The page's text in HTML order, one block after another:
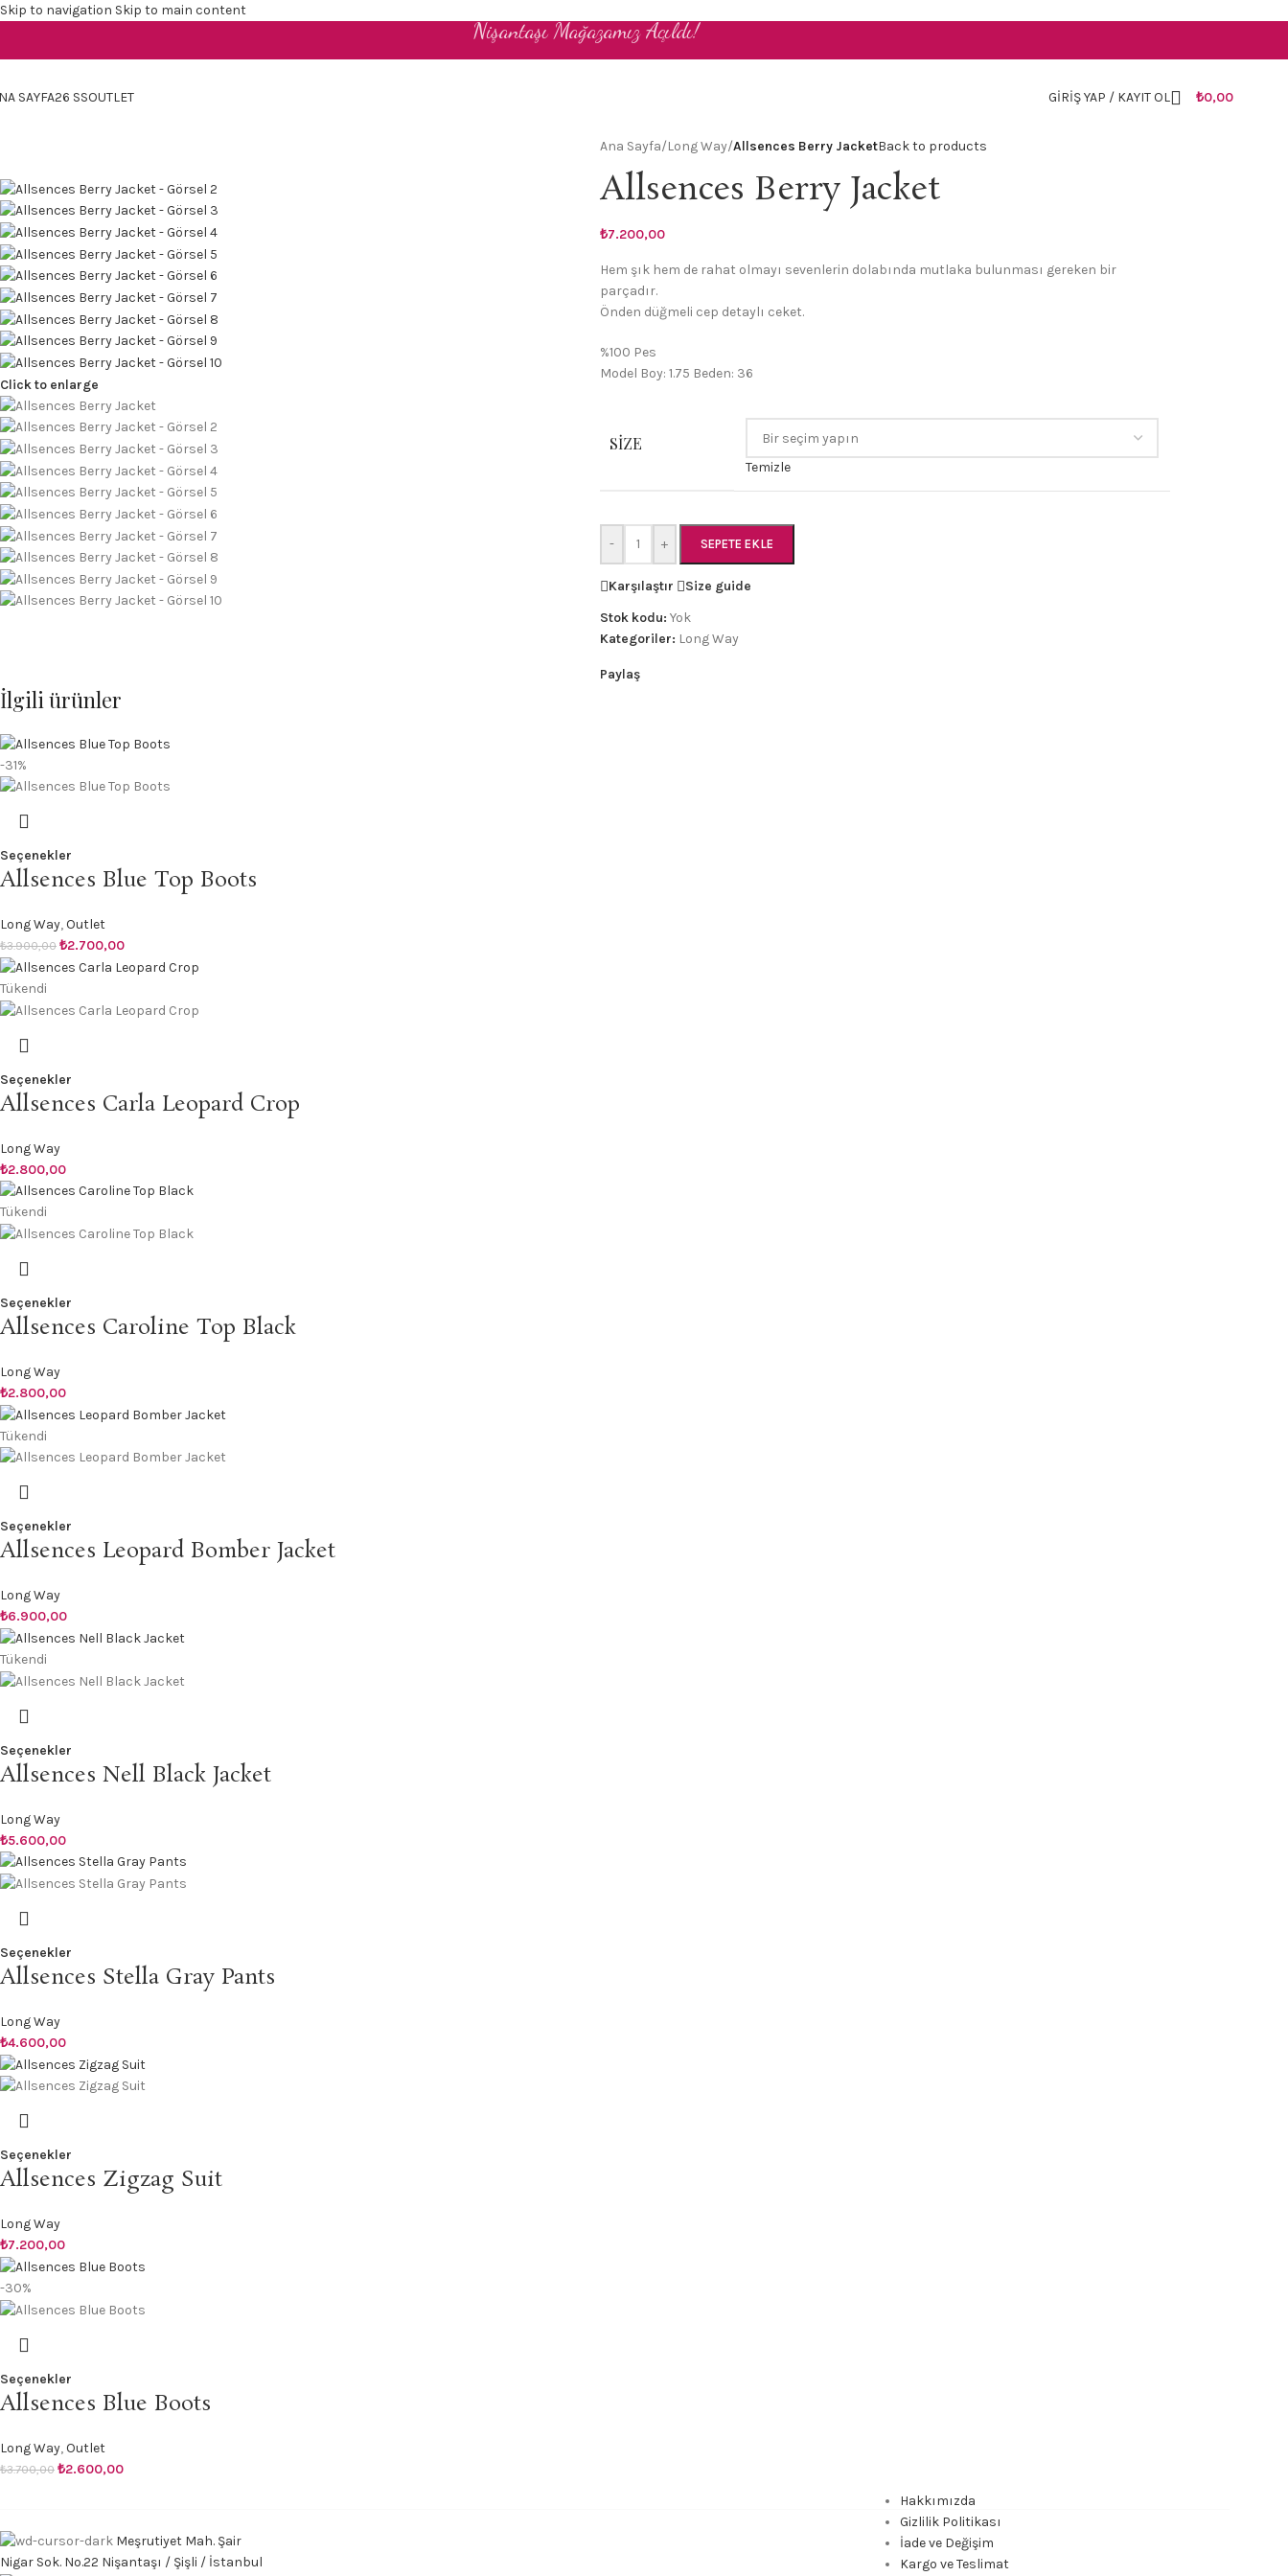
Skip to navigation Skip to main content
Nişantaşı Mağazamız Açıldı!
SAYFA26 SSOUTLET GIRIŞ YAP / KAYIT OL ₺0,00
Click to enlarge
Ana Sayfa/Long Way/Allsences Berry JacketBack to products
Allsences Berry Jacket
₺7.200,00
Hem şık hem de rahat olmayı sevenlerin dolabında mutlaka bulunması gereken bir
parçadır.
Önden düğmeli cep detaylı ceket.
%100 Pes
Model Boy: 1.75 Beden: 36
SIZE
Temizle
- + SEPETE EKLE
Karşılaştır
Size guide
Stok kodu: Yok
Kategoriler: Long Way
Paylaş
İlgili ürünler
-31%
Seçenekler
Allsences Blue Top Boots
Long Way,Outlet
₺3.900,00 ₺2.700,00
Tükendi
Seçenekler
Allsences Carla Leopard Crop
Long Way
₺2.800,00
Tükendi
Seçenekler
Allsences Caroline Top Black
Long Way
₺2.800,00
Tükendi
Seçenekler
Allsences Leopard Bomber Jacket
Long Way
₺6.900,00
Tükendi
Seçenekler
Allsences Nell Black Jacket
Long Way
₺5.600,00
Seçenekler
Allsences Stella Gray Pants
Long Way
₺4.600,00
Seçenekler
Allsences Zigzag Suit
Long Way
₺7.200,00
-30%
Seçenekler
Allsences Blue Boots
Long Way,Outlet
₺3.700,00 ₺2.600,00
Meşrutiyet Mah. Şair
Nigar Sok. No.22 Nişantaşı / Şişli / İstanbul
Hakkımızda
Gizlilik Politikası
İade ve Değişim
Kargo ve Teslimat
TR